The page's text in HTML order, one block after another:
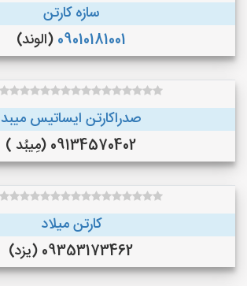
سازه کارتن
09010181001 (الوند)
صدراکارتن ایساتیس میبد
09134570402 (مِیبُد )
کارتن میلاد
09353173462 (یزد)